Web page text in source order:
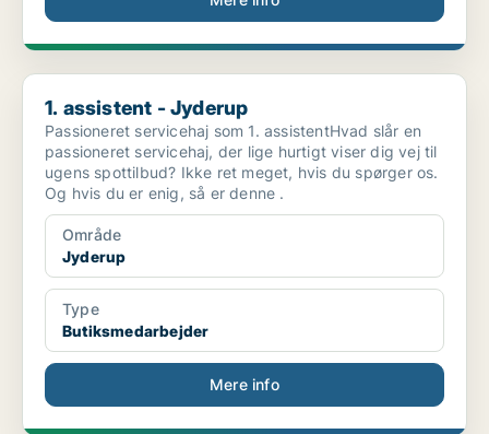
1. assistent - Jyderup
1. assistent - Jyderup
Passioneret servicehaj som 1. assistentHvad slår en
passioneret servicehaj, der lige hurtigt viser dig vej til
ugens spottilbud? Ikke ret meget, hvis du spørger os.
Og hvis du er enig, så er denne .
Område
Jyderup
Type
Butiksmedarbejder
Mere info